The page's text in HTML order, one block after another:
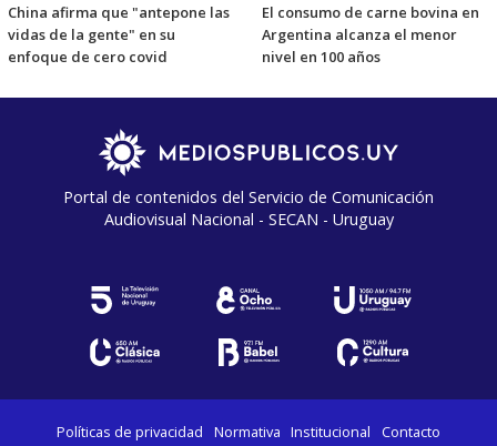
China afirma que "antepone las
vidas de la gente" en su
enfoque de cero covid
El consumo de carne bovina en
Argentina alcanza el menor
nivel en 100 años
Portal de contenidos del Servicio de Comunicación
Audiovisual Nacional - SECAN - Uruguay
Políticas de privacidad Normativa Institucional Contacto